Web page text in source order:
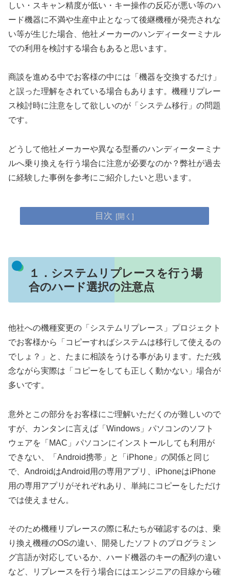
しい・スキャン精度が低い・キー操作の反応が悪い等のハ
ード機器に不満や生産中止となって後継機種が発売されな
い等が生じた場合、他社メーカーのハンディーターミナル
での利用を検討する場合もあると思います。
商談を進める中でお客様の中には「 機器を交換するだけ 」
と誤った理解をされている場合もあります。機種リプレー
ス検討時に注意をして欲しいのが「 システム移行 」の問題
です。
どうして他社メーカーや異なる型番のハンディーターミナ
ルへ乗り換えを行う場合に注意が必要なのか？弊社が過去
に経験した事例を参考にご紹介したいと思います。
目次
１．システムリプレースを行う場
合のハード選択の注意点
他社への機種変更の「システムリプレース」プロジェクト
でお客様から「コピーすればシステムは移行して使えるの
でしょ？」と、たまに相談をうける事があります。ただ残
念ながら実際は「 コピーをしても正しく動かない 」場合が
多いです。
意外とこの部分をお客様にご理解いただくのが難しいので
すが、カンタンに言えば「Windows」パソコンのソフト
ウェアを「MAC」パソコンにインストールしても利用が
できない、「Android携帯」と「iPhone」の関係と同じ
で、AndroidはAndroid用の専用アプリ、iPhoneはiPhone
用の専用アプリがそれぞれあり、 単純にコピーをしただけ
では使えません。
そのため機種リプレースの際に私たちが確認するのは、 乗
り換え機種のOSの違い 、開発したソフトのプログラミン
グ言語が対応しているか、 ハード機器のキーの配列の違い
など、リプレースを行う場合にはエンジニアの目線から確